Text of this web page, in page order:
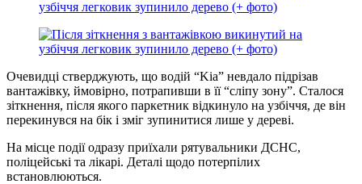
Очевидці стверджують, що водій “Kіа” невдало підрізав
вантажівку, ймовірно, потрапивши в її “сліпу зону”. Сталося
зіткнення, після якого паркетник відкинуло на узбіччя, де він
перекинувся на бік і зміг зупинитися лише у дереві.
На місце події одразу приїхали рятувальники ДСНС,
поліцейські та лікарі. Деталі щодо потерпілих
встановлюються.